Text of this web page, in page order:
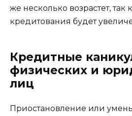
же несколько возрастет, так
кредитования будет
Кредитные
физических и
лиц
Приостановление или